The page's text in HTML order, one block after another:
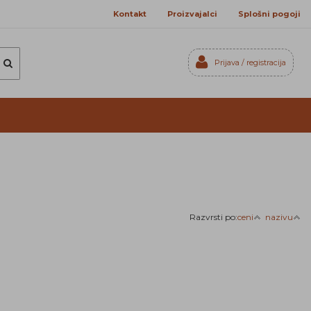
Kontakt Proizvajalci Splošni pogoji
Registriraj se
Prijava / registracija
Razvrsti po:ceni nazivu